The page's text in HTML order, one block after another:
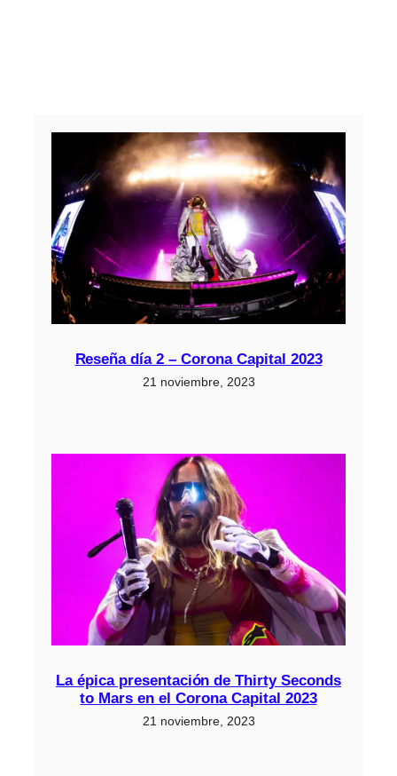
Reseña día 2 – Corona Capital 2023
21 noviembre, 2023
La épica presentación de Thirty Seconds
to Mars en el Corona Capital 2023
21 noviembre, 2023